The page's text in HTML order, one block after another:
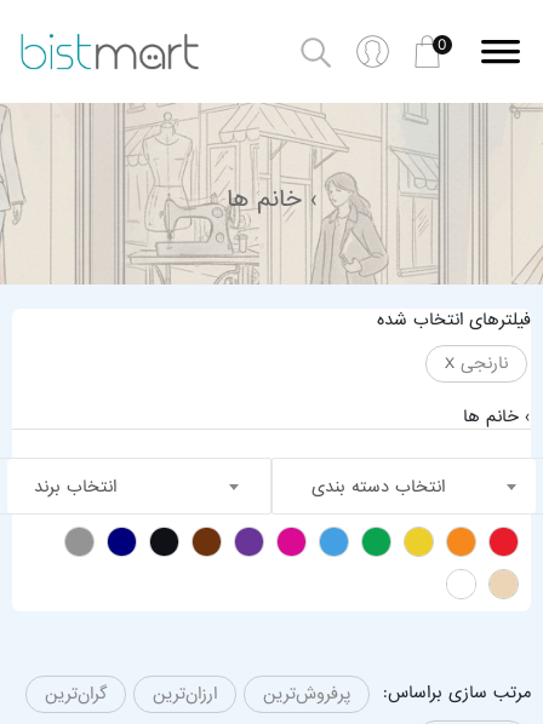
0
› خانم ها
فیلترهای انتخاب شده
نارنجی
› خانم ها
انتخاب دسته بندی انتخاب برند
مرتب سازی براساس: پرفروش‌ترین ارزان‌ترین
گران‌ترین